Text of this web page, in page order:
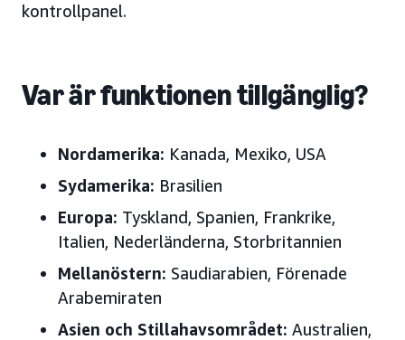
kontrollpanel.
Var är funktionen tillgänglig?
Nordamerika: Kanada, Mexiko, USA
Sydamerika: Brasilien
Europa: Tyskland, Spanien, Frankrike,
Italien, Nederländerna, Storbritannien
Mellanöstern: Saudiarabien, Förenade
Arabemiraten
Asien och Stillahavsområdet: Australien,